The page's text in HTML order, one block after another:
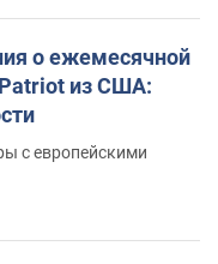
о ежемесячной
из США:
с европейскими